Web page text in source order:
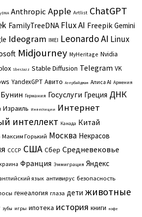
Anthropic Apple Artlist ChatGPT
FamilyTreeDNA Flux AI Freepik Gemini
Ideogram IMEI Leonardo AI Linux
Midjourney MyHeritage Nvidia
SberJazz Stable Diffusion Telegram VK
YandexGPT Авито Азербайджан Алиса AI Армения
Бунин Германия Госуслуги Греция ДНК
Израиль Инвестиции Интернет
интеллект Канада Китай
Максим Горький Москва Некрасов
СССР США Сбер Средневековье
Франция Эммиграция Яндекс
английский язык антивирус безопасность
генеалогия глаза дети животные
зубы игры ипотека история книги кофе